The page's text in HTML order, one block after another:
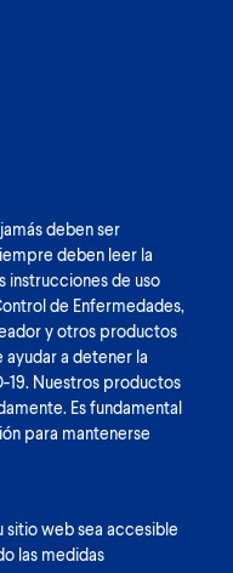
deben ser
deben leer la
de uso
de Enfermedades,
y otros productos
ayudar a detener la
19. Nuestros productos
Es fundamental
para mantenerse
web sea accesible
las medidas